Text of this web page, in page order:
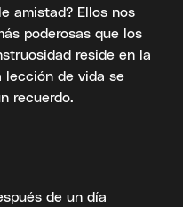
amistad? Ellos nos
poderosas que los
reside en la
lección de vida se
recuerdo.
de un día